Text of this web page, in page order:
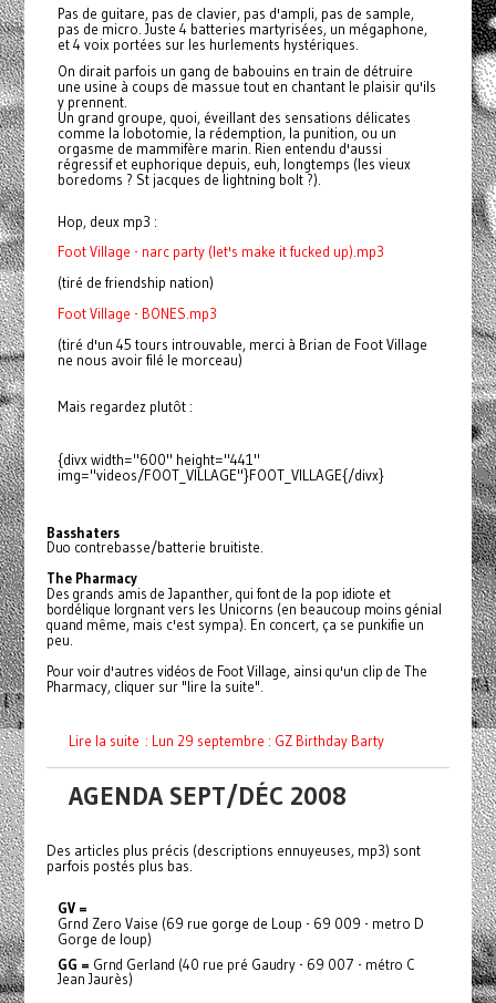
Pas de guitare, pas de clavier, pas d'ampli, pas de sample,
pas de micro. Juste 4 batteries martyrisées, un mégaphone,
et 4 voix portées sur les hurlements hystériques.
On dirait parfois un gang de babouins en train de détruire
une usine à coups de massue tout en chantant le plaisir qu'ils
y prennent.
Un grand groupe, quoi, éveillant des sensations délicates
comme la lobotomie, la rédemption, la punition, ou un
orgasme de mammifère marin. Rien entendu d'aussi
régressif et euphorique depuis, euh, longtemps (les vieux
boredoms ? St jacques de lightning bolt ?).
Hop, deux mp3 :
Foot Village - narc party (let's make it fucked up).mp3
(tiré de friendship nation)
Foot Village - BONES.mp3
(tiré d'un 45 tours introuvable, merci à Brian de Foot Village
ne nous avoir filé le morceau)
Mais regardez plutôt :
{divx width="600" height="441"
img="videos/FOOT_VILLAGE"}FOOT_VILLAGE{/divx}
Basshaters
Duo contrebasse/batterie bruitiste.
The Pharmacy
Des grands amis de Japanther, qui font de la pop idiote et
bordélique lorgnant vers les Unicorns (en beaucoup moins génial
quand même, mais c'est sympa). En concert, ça se punkifie un
peu.
Pour voir d'autres vidéos de Foot Village, ainsi qu'un clip de The
Pharmacy, cliquer sur "lire la suite".
Lire la suite : Lun 29 septembre : GZ Birthday Barty
AGENDA SEPT/DÉC 2008
Des articles plus précis (descriptions ennuyeuses, mp3) sont
parfois postés plus bas.
GV =
Grnd Zero Vaise (69 rue gorge de Loup - 69 009 - metro D
Gorge de loup)
GG = Grnd Gerland (40 rue pré Gaudry - 69 007 - métro C
Jean Jaurès)